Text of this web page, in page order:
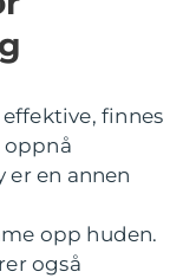
finnes
oppnå
en annen
opp huden.
også